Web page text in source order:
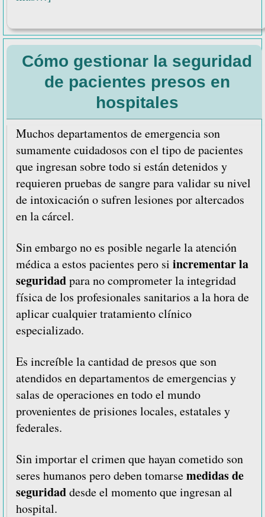
Problemas
más
comunes
en
estribos
otros
soportes
Cómo gestionar la seguridad
de pacientes presos en
hospitales
Muchos departamentos de emergencia son
sumamente cuidadosos con el tipo de pacientes
que ingresan sobre todo si están detenidos y
requieren pruebas de sangre para validar su nivel
de intoxicación o sufren lesiones por altercados
en la cárcel.
Sin embargo no es posible negarle la atención
médica a estos pacientes pero si incrementar la
seguridadpara no comprometer la integridad
física de los profesionales sanitarios a la hora de
aplicar cualquier tratamiento clínico
especializado.
Es increíble la cantidad de presos que son
atendidos en departamentos de emergencias y
salas de operaciones en todo el mundo
provenientes de prisiones locales, estatales y
federales.
Sin importar el crimen que hayan cometido son
seres humanos pero deben tomarsemedidas de
seguridaddesde el momento que ingresan al
hospital.